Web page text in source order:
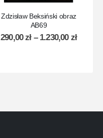
Zdzisław Beksiński obraz
AB69
290,00zł – 1.230,00 zł